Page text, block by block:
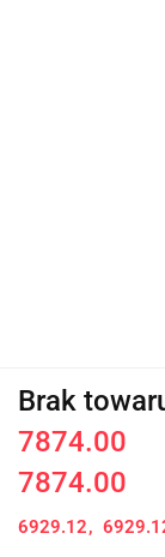
Brak
7874.00
7874.00
6929.12